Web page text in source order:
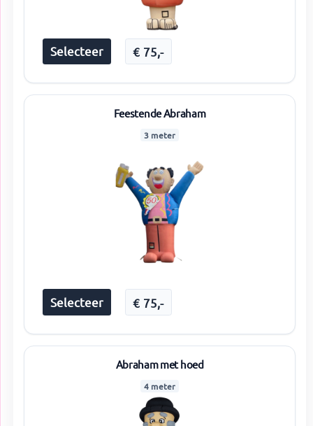
Selecteer € 75,-
Feestende Abraham
3 meter
Selecteer € 75,-
Abraham met hoed
4 meter